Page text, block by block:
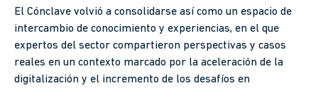
El Cónclave volvió a consolidarse así como un espacio de
intercambio de conocimiento y experiencias, en el que
expertos del sector compartieron perspectivas y casos
reales en un contexto marcado por la aceleración de la
digitalización y el incremento de los desafíos en